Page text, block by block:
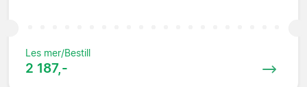
Les mer/Bestill
2 187,-